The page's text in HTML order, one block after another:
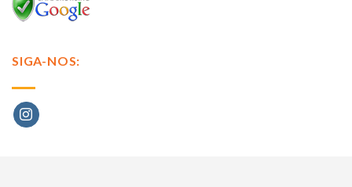
SIGA-NOS: